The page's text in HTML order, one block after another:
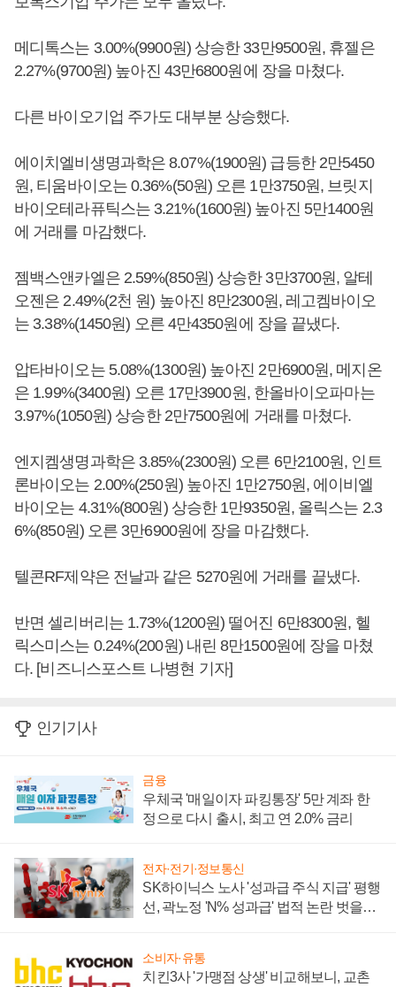
메디톡스는 3.00%(9900원) 상승한 33만9500원, 휴젤은
2.27%(9700원) 높아진 43만6800원에 장을 마쳤다.
다른 바이오기업 주가도 대부분 상승했다.
에이치엘비생명과학은 8.07%(1900원) 급등한 2만5450
원, 티움바이오는 0.36%(50원) 오른 1만3750원, 브릿지
바이오테라퓨틱스는 3.21%(1600원) 높아진 5만1400원
에 거래를 마감했다.
젬백스앤카엘은 2.59%(850원) 상승한 3만3700원, 알테
오젠은 2.49%(2천 원) 높아진 8만2300원, 레고켐바이오
는 3.38%(1450원) 오른 4만4350원에 장을 끝냈다.
압타바이오는 5.08%(1300원) 높아진 2만6900원, 메지온
은 1.99%(3400원) 오른 17만3900원, 한올바이오파마는
3.97%(1050원) 상승한 2만7500원에 거래를 마쳤다.
엔지켐생명과학은 3.85%(2300원) 오른 6만2100원, 인트
론바이오는 2.00%(250원) 높아진 1만2750원, 에이비엘
바이오는 4.31%(800원) 상승한 1만9350원, 올릭스는 2.3
6%(850원) 오른 3만6900원에 장을 마감했다.
텔콘RF제약은 전날과 같은 5270원에 거래를 끝냈다.
반면 셀리버리는 1.73%(1200원) 떨어진 6만8300원, 헬
릭스미스는 0.24%(200원) 내린 8만1500원에 장을 마쳤
다. [비즈니스포스트 나병현 기자]
인기기사
금융
우체국 '매일이자 파킹통장' 5만 계좌 한
정으로 다시 출시, 최고 연 2.0% 금리
전자·전기·정보통신
SK하이닉스 노사 '성과급 주식 지급' 평행
선, 곽노정 'N% 성과급' 법적 논란 벗을지
소비자·유통
치킨3사 '가맹점 상생' 비교해보니, 교촌